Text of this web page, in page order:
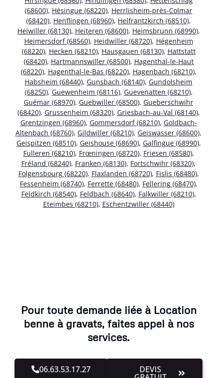
(68600), Hésingue (68220), Herrlisheim-près-Colmar
(68420), Henflingen (68960), Helfrantzkirch (68510),
Heiwiller (68130), Heiteren (68600), Heimsbrunn (68990),
Heimersdorf (68560), Heidwiller (68720), Hégenheim
(68220), Hecken (68210), Hausgauen (68130), Hattstatt
(68420), Hartmannswiller (68500), Hagenthal-le-Haut
(68220), Hagenthal-le-Bas (68220), Hagenbach (68210),
Habsheim (68440), Gunsbach (68140), Gundolsheim
(68250), Guewenheim (68116), Guevenatten (68210),
Guémar (68970), Guebwiller (68500), Gueberschwihr
(68420), Grussenheim (68320), Griesbach-au-Val (68140),
Grentzingen (68960), Gommersdorf (68210), Goldbach-
Altenbach (68760), Gildwiller (68210), Geiswasser (68600),
Geispitzen (68510), Geishouse (68690), Galfingue (68990),
Fulleren (68210), Frœningen (68720), Friesen (68580),
Fréland (68240), Franken (68130), Fortschwihr (68320),
Folgensbourg (68220), Flaxlanden (68720), Fislis (68480),
Fessenheim (68740), Ferrette (68480), Fellering (68470),
Feldkirch (68540), Feldbach (68640), Falkwiller (68210),
Eteimbes (68210), Eschentzwiller (68440)
Pour toute demande liée à Location
benne à gravats, faites appel à nos
services.
06.63.53.17.27 DEVIS